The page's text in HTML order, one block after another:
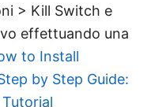
> Kill Switch e
effettuando una
to Install
by Step Guide: